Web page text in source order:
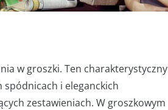
w groszki. Ten charakterystyczny
i eleganckich
zestawieniach. W groszkowym